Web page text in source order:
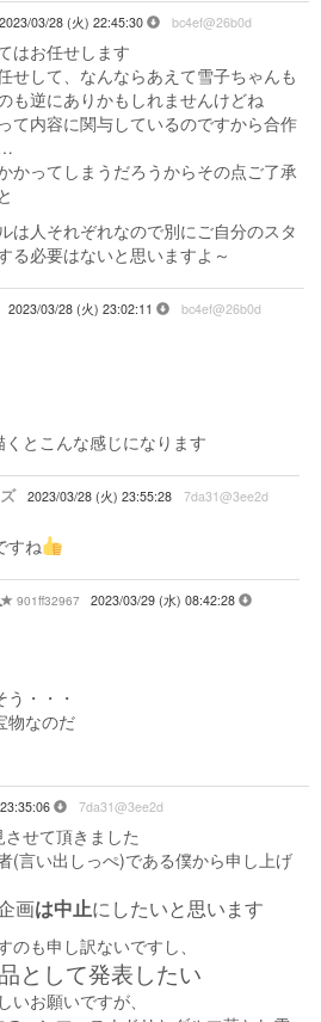
2023/03/28 (火) 22:45:30 bc4ef@26b0d
はお任せします
せして、なんならあえて雪子ちゃんも
も逆にありかもしれませんけどね
て内容に関与しているのですから合作
かってしまうだろうからその点ご了承
は人それぞれなので別にご自分のスタ
る必要はないと思いますよ～
2023/03/28 (火) 23:02:11 bc4ef@26b0d
とこんな感じになります
2023/03/28 (火) 23:55:28 7da31@3ee2d
すね
901ff32967 2023/03/29 (水) 08:42:28
・・・
物なのだ
7da31@3ee2d
せて頂きました
(言い出しっぺ)である僕から申し上げ
画は中止にしたいと思います
のも申し訳ないですし、
として発表したい
いお願いですが、